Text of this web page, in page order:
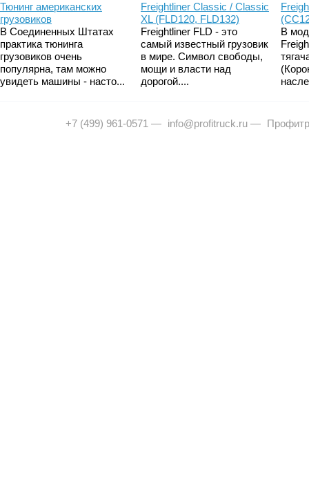
Тюнинг американских
грузовиков
В Соединенных Штатах
практика тюнинга
грузовиков очень
популярна, там можно
увидеть машины - насто...
Freightliner Classic / Classic
XL (FLD120, FLD132)
Freightliner FLD - это
самый известный грузовик
в мире. Символ свободы,
мощи и власти над
дорогой....
В
+7 (499) 961-0571 — info@profitruck.ru —